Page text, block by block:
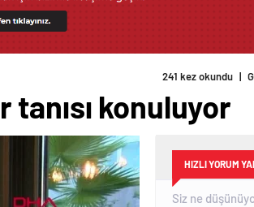
241 kez okundu |
tanısı konuluyor
HIZLI YORUM